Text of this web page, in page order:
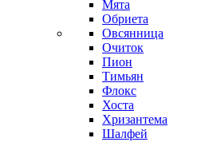
Мята
Обриета
Овсянница
Очиток
Пион
Тимьян
Флокс
Хоста
Хризантема
Шалфей